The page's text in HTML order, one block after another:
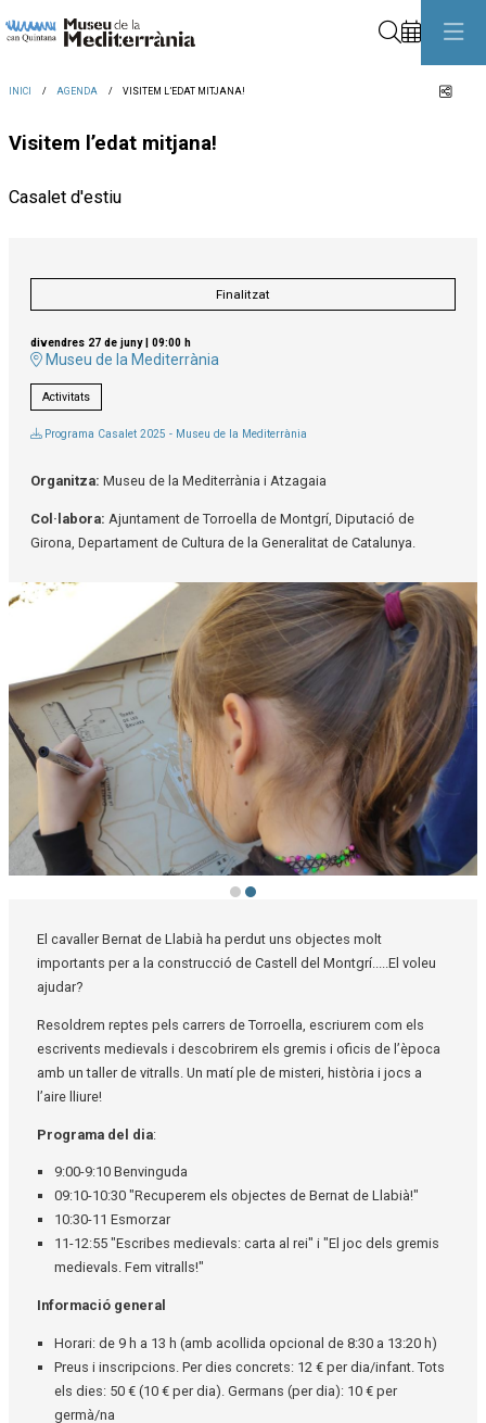
INICI AGENDA VISITEM L’EDAT MITJANA!
Visitem l’edat mitjana!
Casalet d'estiu
Finalitzat
divendres 27 de juny| 09:00 h
Museu de la Mediterrània
Activitats
Programa Casalet 2025 - Museu de la Mediterrània
Organitza: Museu de la Mediterrània i Atzagaia
Col·labora: Ajuntament de Torroella de Montgrí, Diputació de
Girona, Departament de Cultura de la Generalitat de Catalunya.
El cavaller Bernat de Llabià ha perdut uns objectes molt
importants per a la construcció de Castell del Montgrí.....El voleu
ajudar?
Resoldrem reptes pels carrers de Torroella, escriurem com els
escrivents medievals i descobrirem els gremis i oficis de l’època
amb un taller de vitralls. Un matí ple de misteri, història i jocs a
l’aire lliure!
Programa del dia:
9:00-9:10 Benvinguda
09:10-10:30 "Recuperem els objectes de Bernat de Llabià!"
10:30-11 Esmorzar
11-12:55 "Escribes medievals: carta al rei" i "El joc dels gremis
medievals. Fem vitralls!"
Informació general
Horari: de 9 h a 13 h (amb acollida opcional de 8:30 a 13:20 h)
Preus i inscripcions. Per dies concrets: 12 € per dia/infant. Tots
els dies: 50 € (10 € per dia). Germans (per dia): 10 € per
germà/na